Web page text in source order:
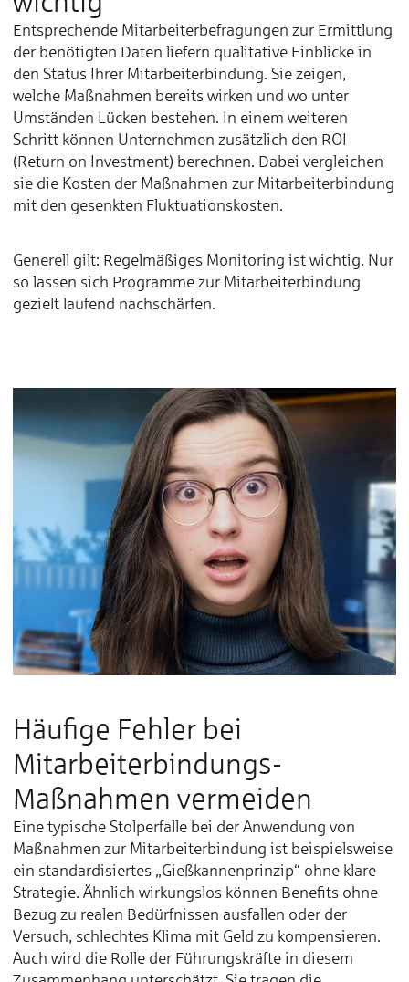
Entsprechende Mitarbeiterbefragungen zur Ermittlung
der benötigten Daten liefern qualitative Einblicke in
den Status Ihrer Mitarbeiterbindung. Sie zeigen,
welche Maßnahmen bereits wirken und wo unter
Umständen Lücken bestehen. In einem weiteren
Schritt können Unternehmen zusätzlich den ROI
(Return on Investment) berechnen. Dabei vergleichen
sie die Kosten der Maßnahmen zur Mitarbeiterbindung
mit den gesenkten Fluktuationskosten.
Generell gilt: Regelmäßiges Monitoring ist wichtig. Nur
so lassen sich Programme zur Mitarbeiterbindung
gezielt laufend nachschärfen.
Häufige Fehler bei
Mitarbeiterbindungs-
Maßnahmen vermeiden
Eine typische Stolperfalle bei der Anwendung von
Maßnahmen zur Mitarbeiterbindung ist beispielsweise
ein standardisiertes „Gießkannenprinzip“ ohne klare
Strategie. Ähnlich wirkungslos können Benefits ohne
Bezug zu realen Bedürfnissen ausfallen oder der
Versuch, schlechtes Klima mit Geld zu kompensieren.
Auch wird die Rolle der Führungskräfte in diesem